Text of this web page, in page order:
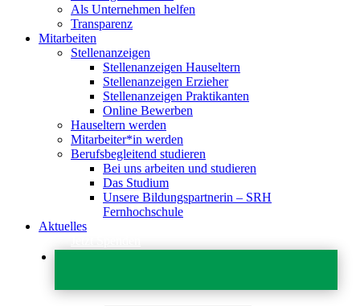
Als Unternehmen helfen
Transparenz
Mitarbeiten
Stellenanzeigen
Stellenanzeigen Hauseltern
Stellenanzeigen Erzieher
Stellenanzeigen Praktikanten
Online Bewerben
Hauseltern werden
Mitarbeiter*in werden
Berufsbegleitend studieren
Bei uns arbeiten und studieren
Das Studium
Unsere Bildungspartnerin – SRH
Fernhochschule
Aktuelles